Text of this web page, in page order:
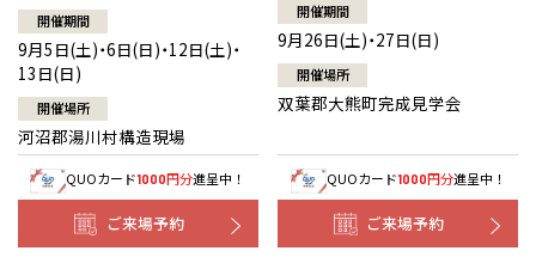
開催期間
9月5日(土)・6日(日)・12日(土)・
13日(日)
開催場所
河沼郡湯川村構造現場
QUOカード1000円分進呈中！
ご来場予約
開催期間
9月26日(土)・27日(日)
開催場所
双葉郡大熊町完成見学会
QUOカード1000円分進呈中！
ご来場予約